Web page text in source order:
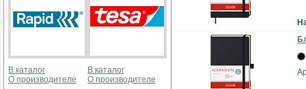
В каталог
О производителе
В каталог
О производителе